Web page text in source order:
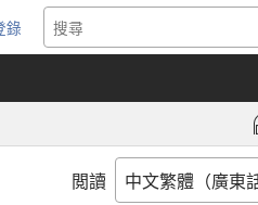
錄
開
閲讀